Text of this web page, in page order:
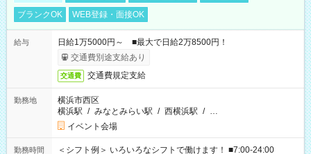
ブランクOK
WEB登録・面接OK
給与
日給1万5000円～ ■最大で日給2万8500円！
交通費別途支給あり
交通費 交通費規定支給
勤務地
横浜市西区
横浜駅 / みなとみらい駅 / 西横浜駅 / …
イベント会場
勤務時間 ＜シフト例＞ いろいろなシフトで働けます！ ■7:00-24:00